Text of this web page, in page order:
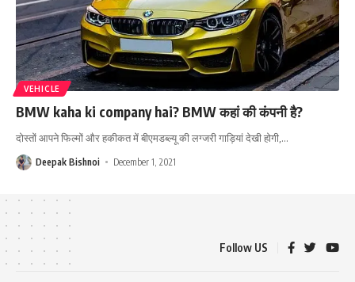
VEHICLE
BMW kaha ki company hai? BMW कहां की कंपनी है?
दोस्तों आपने फिल्मों और हकीकत में बीएमडब्ल्यू की लग्जरी गाड़ियां देखी होगी, …
Deepak Bishnoi December 1, 2021
Follow US